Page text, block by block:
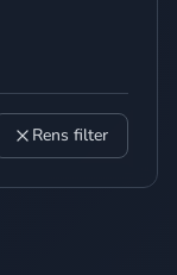
Rens filter